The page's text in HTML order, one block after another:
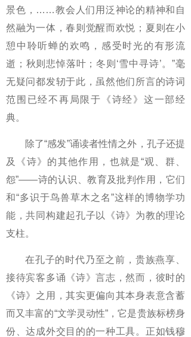
景色，……教会人们用泛神论的精神和自
然融为一体，春则觉醒而欢悦；夏则在小
憩中聆听蝉的欢鸣，感受时光的有形流
逝；秋则悲悼落叶；冬则‘雪中寻诗’。”毫
无疑问都发轫于此，虽然他们所言的诗词
范围已经不再局限于《诗经》这一部经
典。
除了“感发”诵读者性情之外，孔子还提
及《诗》的其他作用，也就是“观、群、
怨”——诗的认识、教育及批判作用，它们
和“多识于鸟兽草木之名”这样的博物学功
能，共同构建起孔子以《诗》为教的理论
支柱。
在孔子的时代乃至之前，贵族燕享、
接待宾客多诵《诗》言志，然而，彼时的
《诗》之用，其实更偏向其本身表意含蓄
而又丰富的“文学灵动性”，它是贵族标榜身
份、达成外交目的的一种工具。正如钱穆